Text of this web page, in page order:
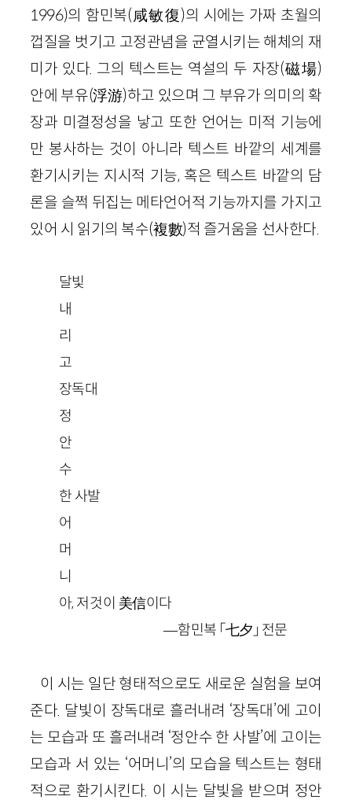
1996)의 함민복(咸敏復)의 시에는 가짜 초월의
껍질을 벗기고 고정관념을 균열시키는 해체의 재
미가 있다. 그의 텍스트는 역설의 두 자장(磁場)
안에 부유(浮游)하고 있으며 그 부유가 의미의 확
장과 미결정성을 낳고 또한 언어는 미적 기능에
만 봉사하는 것이 아니라 텍스트 바깥의 세계를
환기시키는 지시적 기능, 혹은 텍스트 바깥의 담
론을 슬쩍 뒤집는 메타언어적 기능까지를 가지고
있어 시 읽기의 복수(複數)적 즐거움을 선사한다.
달빛
내
리
고
장독대
정
안
수
한 사발
어
머
니
아, 저것이 美信이다
—함민복 「七夕」 전문
이 시는 일단 형태적으로도 새로운 실험을 보여
준다. 달빛이 장독대로 흘러내려 ‘장독대’에 고이
는 모습과 또 흘러내려 ‘정안수 한 사발’에 고이는
모습과 서 있는 ‘어머니’의 모습을 텍스트는 형태
적으로 환기시킨다. 이 시는 달빛을 받으며 정안